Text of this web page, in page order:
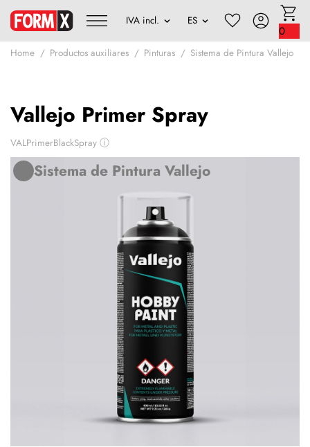
0
Home Productos auxiliares Pinturas Sistema de Pintura Vallejo
Vallejo Primer Spray
VALPrimerBlackSpray ⓘ
Sistema de Pintura Vallejo